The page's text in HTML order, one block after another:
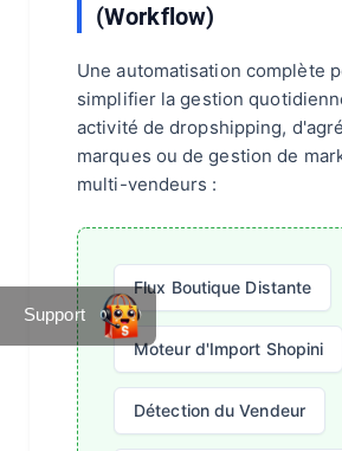
(Workflow)
Une automatisation complète
simplifier la gestion
activité de dropshipping,
marques ou de gestion de
multi-vendeurs :
Flux Boutique Distante
Moteur d'Import Shopini
Détection du Vendeur
Support